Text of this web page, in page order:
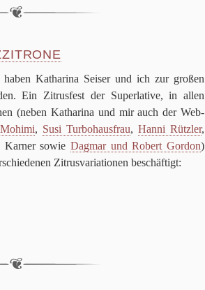
Katha­rina Sei­ser und ich zur gro­ßen
Ein Zitrus­fest der Super­la­tive, in allen
(neben Katha­rina und mir auch der Web-
, Susi Tur­bo­haus­frau, Hanni Rütz­ler,
Kar­ner sowieDag­mar und Robert Gor­don)
Zitrus­va­ria­tio­nen beschäftigt: